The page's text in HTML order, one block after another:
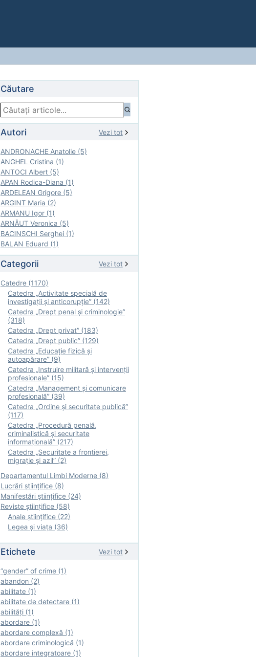
Căutare
Autori Vezi tot
ANDRONACHE Anatolie (5)
ANGHEL Cristina (1)
ANTOCI Albert (5)
APAN Rodica-Diana (1)
ARDELEAN Grigore (5)
ARGINT Maria (2)
ARMANU Igor (1)
ARNĂUT Veronica (5)
BACINSCHI Serghei (1)
BALAN Eduard (1)
Categorii Vezi tot
Catedre (1170)
Catedra „Activitate specială de
investigaţii şi anticorupție” (142)
Catedra „Drept penal și criminologie”
(318)
Catedra „Drept privat” (183)
Catedra „Drept public” (129)
Catedra „Educație fizică şi
autoapărare” (9)
Catedra „Instruire militară şi intervenţii
profesionale” (15)
Catedra „Management și comunicare
profesională” (39)
Catedra „Ordine și securitate publică”
(117)
Catedra „Procedură penală,
criminalistică și securitate
informațională” (217)
Catedra „Securitate a frontierei,
migrație și azil” (2)
Departamentul Limbi Moderne (8)
Lucrări științifice (8)
Manifestări ştiinţifice (24)
Reviste ştiinţifice (58)
Anale ştiinţifice (22)
Legea şi viaţa (36)
Etichete Vezi tot
“gender” of crime (1)
abandon (2)
abilitate (1)
abilitate de detectare (1)
abilităţi (1)
abordare (1)
abordare complexă (1)
abordare criminologică (1)
abordare integratoare (1)